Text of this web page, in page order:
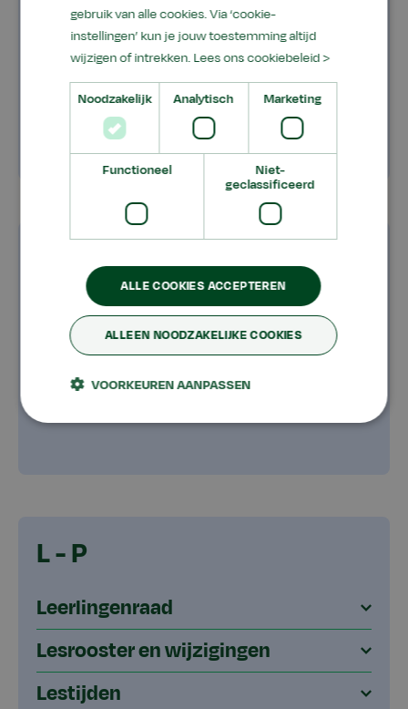
Boeken en schoolspullen
Contact en ondersteuning
Cijfers inzien
Extra vakantie of vrij aanvragen
Jaarplanning
Klachtenregeling
L - P
Leerlingenraad
Lesrooster en wijzigingen
Lestijden
gebruik van alle cookies. Via ‘cookie-
instellingen’ kun je jouw toestemming altijd
wijzigen of intrekken. Lees ons cookiebeleid >
Noodzakelijk Analytisch Marketing
Functioneel
Niet-
geclassificeerd
ALLE COOKIES ACCEPTEREN
ALLEEN NOODZAKELIJKE COOKIES
VOORKEUREN AANPASSEN